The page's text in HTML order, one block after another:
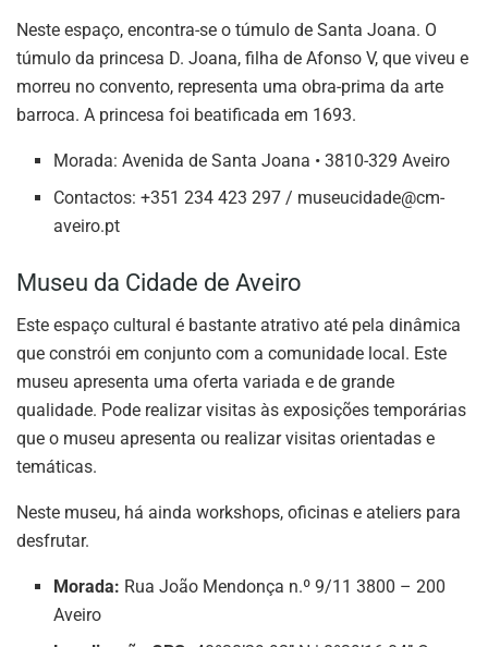
Neste espaço, encontra-se o túmulo de Santa Joana. O
túmulo da princesa D. Joana, filha de Afonso V, que viveu e
morreu no convento, representa uma obra-prima da arte
barroca. A princesa foi beatificada em 1693.
Morada: Avenida de Santa Joana • 3810-329 Aveiro
Contactos: +351 234 423 297 / museucidade@cm-
aveiro.pt
Museu da Cidade de Aveiro
Este espaço cultural é bastante atrativo até pela dinâmica
que constrói em conjunto com a comunidade local. Este
museu apresenta uma oferta variada e de grande
qualidade. Pode realizar visitas às exposições temporárias
que o museu apresenta ou realizar visitas orientadas e
temáticas.
Neste museu, há ainda workshops, oficinas e ateliers para
desfrutar.
Morada: Rua João Mendonça n.º 9/11 3800 – 200
Aveiro